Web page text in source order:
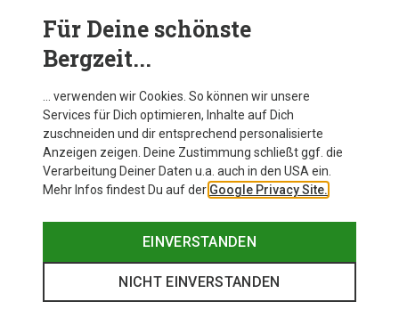
Für Deine schönste
Bergzeit...
… verwenden wir Cookies. So können wir unsere
Services für Dich optimieren, Inhalte auf Dich
zuschneiden und dir entsprechend personalisierte
Anzeigen zeigen. Deine Zustimmung schließt ggf. die
Verarbeitung Deiner Daten u.a. auch in den USA ein.
Mehr Infos findest Du auf der Google Privacy Site.
EINVERSTANDEN
NICHT EINVERSTANDEN